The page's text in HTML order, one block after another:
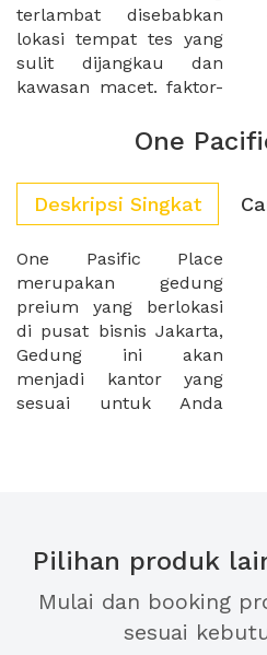
terlambat disebabkan
lokasi tempat tes yang
sulit dijangkau dan
kawasan macet. faktor-
dan kesan yang baik
untuk perusahaan anda
One
Deskripsi Singkat
One Pasific Place
merupakan gedung
preium yang berlokasi
di pusat bisnis Jakarta,
Gedung ini akan
menjadi kantor yang
sesuai untuk Anda
karena loksai yang
strategis dapat
membuat sebuah
langkah strategis untuk
Pilihan produk
Mulai dan booking
sesuai